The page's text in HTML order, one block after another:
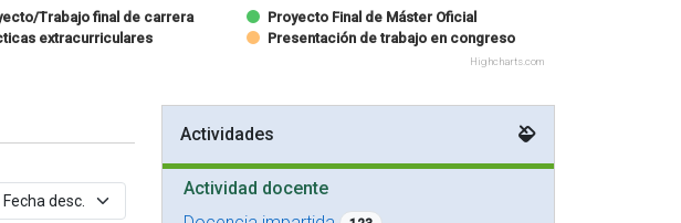
Trabajo final de carrera
Proyecto Final de Máster Oficial
extracurriculares Presentación de trabajo en congreso
Highcharts.com
Actividades
Actividad docente